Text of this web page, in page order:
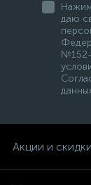
даю
№152-
Акции и скидки